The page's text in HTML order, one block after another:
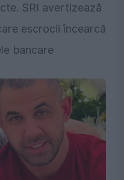
SRI avertizează
escrocii încearcă
bancare